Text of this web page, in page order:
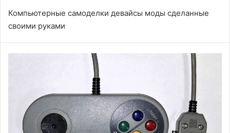
Компьютерные самоделки девайсы моды сделанные
своими руками